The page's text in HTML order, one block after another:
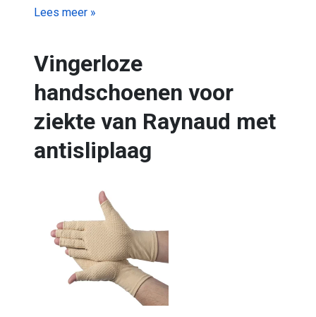
Lees meer »
Vingerloze
handschoenen voor
ziekte van Raynaud met
antisliplaag